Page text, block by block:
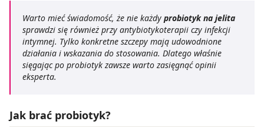
Warto mieć świadomość, że nie każdy probiotyk na jelita
sprawdzi się również przy antybiotykoterapii czy infekcji
intymnej. Tylko konkretne szczepy mają udowodnione
działania i wskazania do stosowania. Dlatego właśnie
sięgając po probiotyk zawsze warto zasięgnąć opinii
eksperta.
Jak brać probiotyk?